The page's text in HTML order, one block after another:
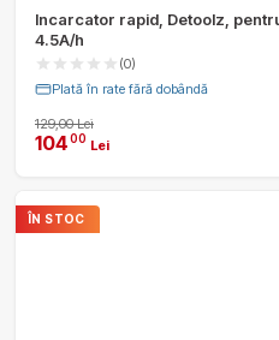
Incarcator rapid, Detoolz,
4.5A/h
(0)
Plată în rate fără dobândă
129,00 Lei
10400 Lei
ÎN STOC